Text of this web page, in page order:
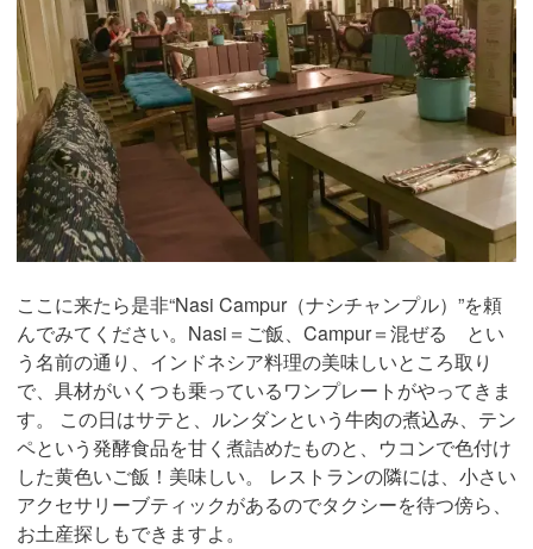
ここに来たら是非“Nasi Campur（ナシチャンプル）”を頼
んでみてください。Nasi＝ご飯、Campur＝混ぜる とい
う名前の通り、インドネシア料理の美味しいところ取り
で、具材がいくつも乗っているワンプレートがやってきま
す。 この日はサテと、ルンダンという牛肉の煮込み、テン
ペという発酵食品を甘く煮詰めたものと、ウコンで色付け
した黄色いご飯！美味しい。 レストランの隣には、小さい
アクセサリーブティックがあるのでタクシーを待つ傍ら、
お土産探しもできますよ。